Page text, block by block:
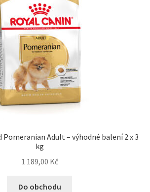
Pomeranian Adult – výhodné balení 2 x 3
kg
1 189,00 Kč
Do obchodu